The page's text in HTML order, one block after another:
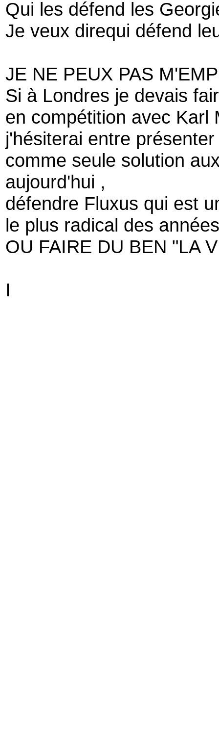
Qui les défend les
Je veux direqui défend
JE NE PEUX PAS
Si à Londres je devais
en compétition avec Karl
j'hésiterai entre
comme seule solution
aujourd'hui ,
défendre Fluxus qui est
le plus radical des
OU FAIRE DU BEN "LA
I